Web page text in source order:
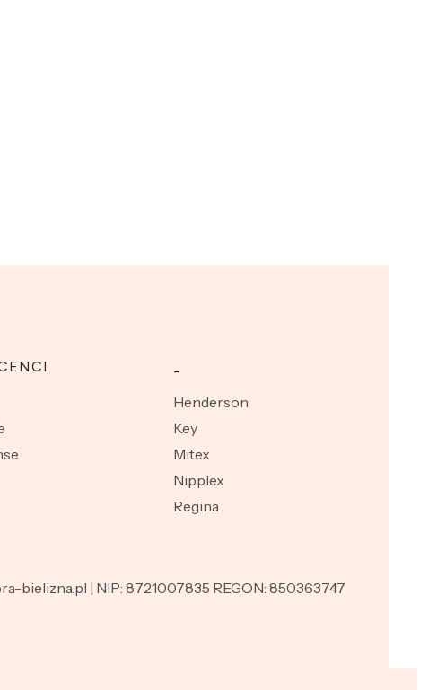
Henderson
Key
Mitex
Nipplex
Regina
bielizna.pl | NIP: 8721007835 REGON: 850363747